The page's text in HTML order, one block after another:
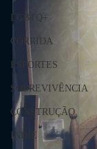
LGBTQ+
CORRIDA
ESPORTES
SOBREVIVÊNCIA
CONSTRUÇÃO
INDIE